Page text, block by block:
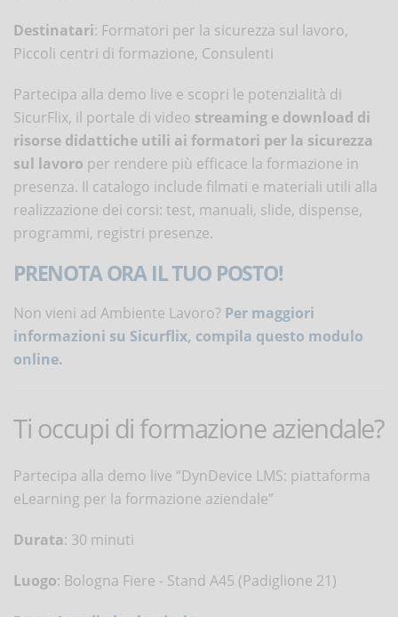
Destinatari: Formatori per la sicurezza sul lavoro,
Piccoli centri di formazione, Consulenti
Partecipa alla demo live e scopri le potenzialità di
SicurFlix, il portale di video streaming e download di
risorse didattiche utili ai formatori per la sicurezza
sul lavoro per rendere più efficace la formazione in
presenza. Il catalogo include filmati e materiali utili alla
realizzazione dei corsi: test, manuali, slide, dispense,
programmi, registri presenze.
PRENOTA ORA IL TUO POSTO!
Non vieni ad Ambiente Lavoro? Per maggiori
informazioni su Sicurflix, compila questo modulo
online.
Ti occupi di formazione aziendale?
Partecipa alla demo live “DynDevice LMS: piattaforma
eLearning per la formazione aziendale”
Durata: 30 minuti
Luogo: Bologna Fiere - Stand A45 (Padiglione 21)